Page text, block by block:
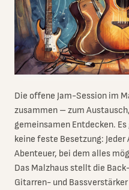
Die offene Jam-Session im
zusammen – zum
gemeinsamen Entdecken.
keine feste Besetzung:
Abenteuer, bei dem alles
Das Malzhaus stellt die
Gitarren- und